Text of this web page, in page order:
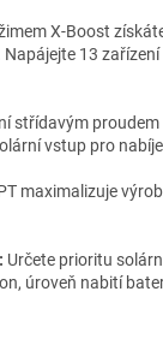
X-Boost
13
střídavým
vstup pro
maximalizuje
Určete prioritu
úroveň nabití